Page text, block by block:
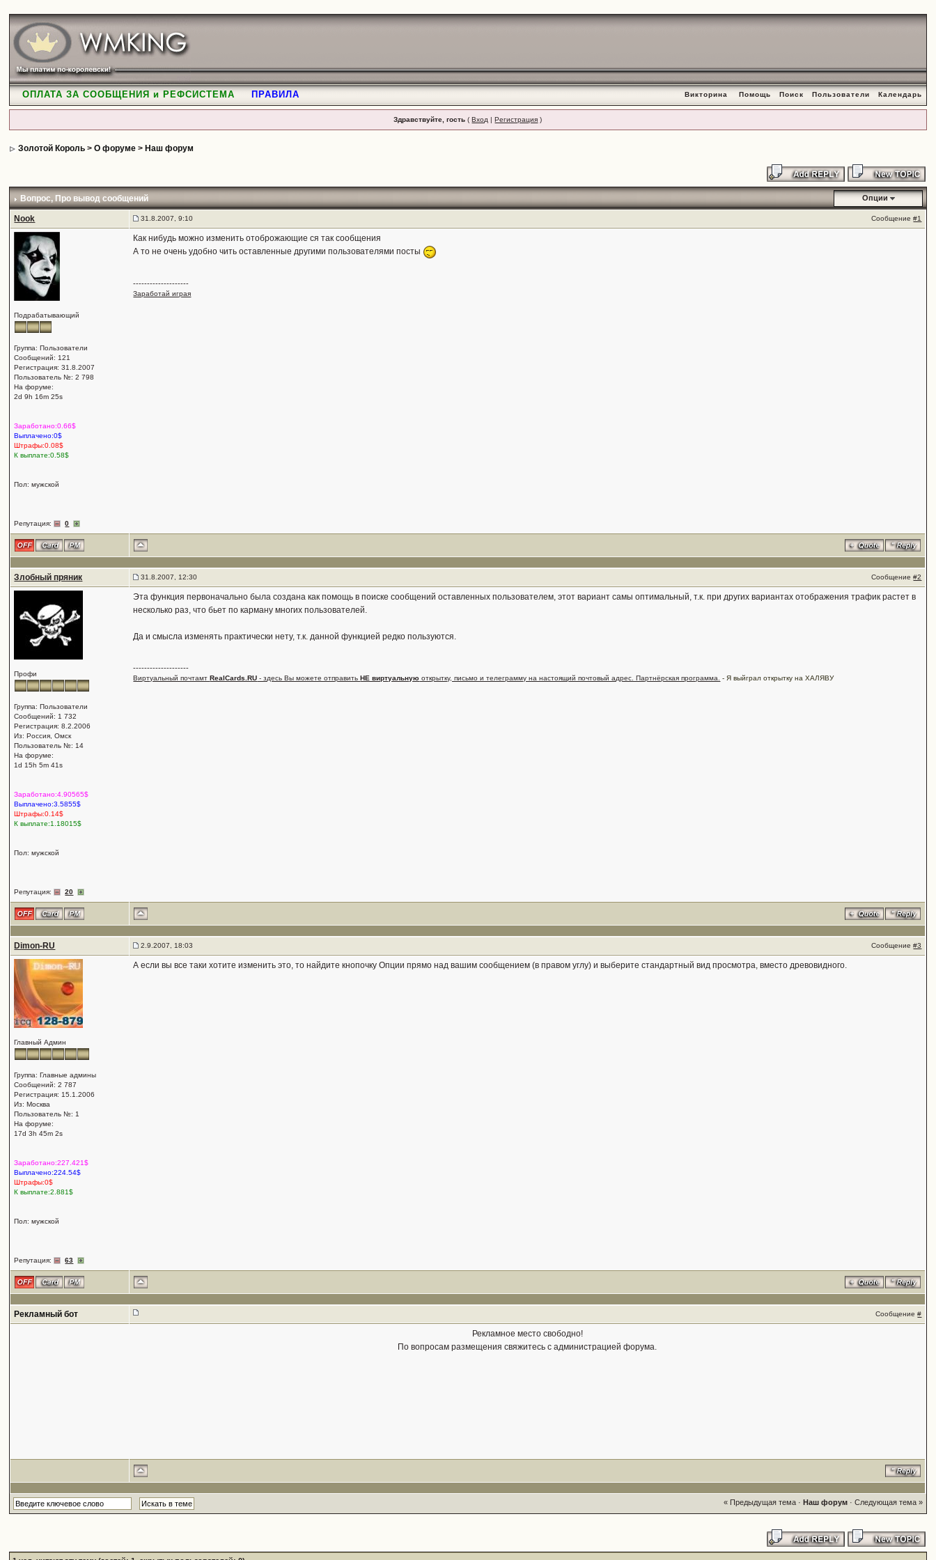
ОПЛАТА ЗА СООБЩЕНИЯ и РЕФСИСТЕМА ПРАВИЛА Викторина Помощь Поиск Пользователи Календарь
Здравствуйте, гость (Вход |Регистрация )
Золотой Король >О форуме > Наш форум
Вопрос, Про вывод сообщений Опции
Nook 31.8.2007, 9:10 Сообщение#1
Подрабатывающий
Группа: Пользователи
Сообщений: 121
Регистрация: 31.8.2007
Пользователь №: 2 798
На форуме:
2d 9h 16m 25s
Заработано:0.66$
Выплачено:0$
Штрафы:0.08$
К выплате:0.58$
Пол: мужской
Репутация: 0
Как нибудь можно изменить отоброжающие ся так сообщения
А то не очень удобно чить оставленные другими пользователями посты
--------------------
Заработай играя
Злобный пряник 31.8.2007, 12:30 Сообщение#2
Профи
Группа: Пользователи
Сообщений: 1 732
Регистрация: 8.2.2006
Из: Россия, Омск
Пользователь №: 14
На форуме:
1d 15h 5m 41s
Заработано:4.90565$
Выплачено:3.5855$
Штрафы:0.14$
К выплате:1.18015$
Пол: мужской
Репутация: 20
Эта функция первоначально была создана как помощь в поиске сообщений оставленных пользователем, этот вариант самы оптимальный, т.к. при других вариантах отображения трафик растет в
несколько раз, что бьет по карману многих пользователей.
Да и смысла изменять практически нету, т.к. данной функцией редко пользуются.
--------------------
Виртуальный почтамтRealCards.RU - здесь Вы можете отправитьНЕ виртуальную открытку, письмо и телеграмму на настоящий почтовый адрес. Партнёрская программа. - Я выйграл открытку на ХАЛЯВУ
Dimon-RU 2.9.2007, 18:03 Сообщение#3
Главный Админ
Группа: Главные админы
Сообщений: 2 787
Регистрация: 15.1.2006
Из: Москва
Пользователь №: 1
На форуме:
17d 3h 45m 2s
Заработано:227.421$
Выплачено:224.54$
Штрафы:0$
К выплате:2.881$
Пол: мужской
Репутация: 63
А если вы все таки хотите изменить это, то найдите кнопочку Опции прямо над вашим сообщением (в правом углу) и выберите стандартный вид просмотра, вместо древовидного.
Рекламный бот Сообщение#
Рекламное место свободно!
По вопросам размещения свяжитесь с администрацией форума.
« Предыдущая тема· Наш форум· Следующая тема »